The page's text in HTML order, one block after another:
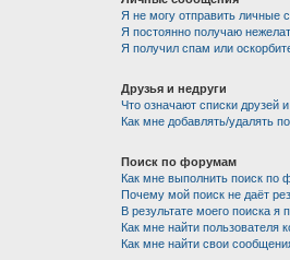
Я не могу отправить личные
Я постоянно получаю
Я получил спам или
Друзья и недруги
Что означают списки друзей
Как мне добавлять/удалять
Поиск по форумам
Как мне выполнить поиск
Почему мой поиск не даёт
В результате моего поиска я
Как мне найти пользователя
Как мне найти свои